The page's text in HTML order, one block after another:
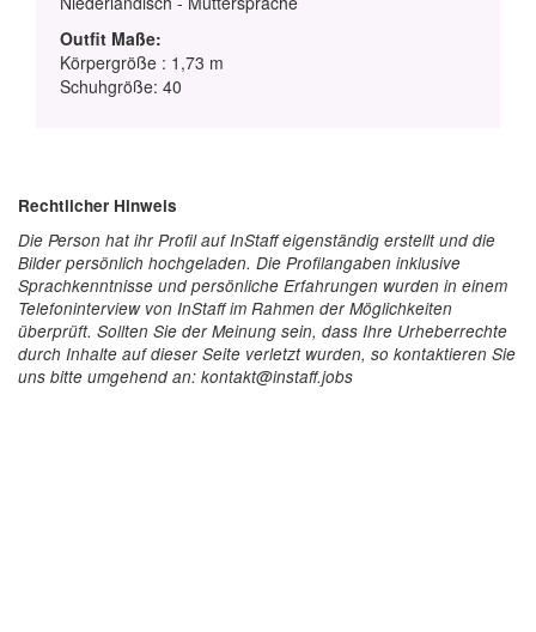
Outfit Maße:
Körpergröße : 1,73 m
Schuhgröße: 40
Rechtlicher Hinweis
Die Person hat ihr Profil auf InStaff eigenständig erstellt und die
Bilder persönlich hochgeladen. Die Profilangaben inklusive
Sprachkenntnisse und persönliche Erfahrungen wurden in einem
Telefoninterview von InStaff im Rahmen der Möglichkeiten
überprüft. Sollten Sie der Meinung sein, dass Ihre Urheberrechte
durch Inhalte auf dieser Seite verletzt wurden, so kontaktieren Sie
uns bitte umgehend an: kontakt@instaff.jobs